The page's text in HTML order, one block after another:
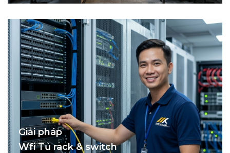
Giải pháp
Wfi Tủ rack & switch